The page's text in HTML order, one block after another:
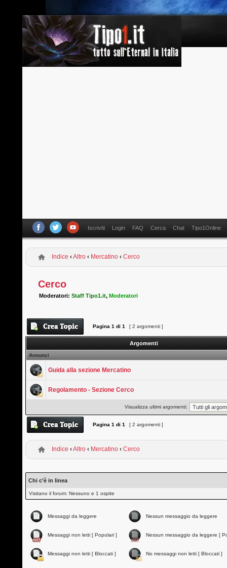
Iscriviti Login FAQ Cerca Chat Tipo1Online
Indice ‹Altro ‹ Mercatino ‹ Cerco
Cerco
Moderatori:Staff Tipo1.it,Moderatori
Pagina1 di1 [ 2 argomenti ]
Argomenti
Annunci
Guida alla sezione Mercatino
Regolamento - Sezione Cerco
Visualizza ultimi argomenti:
Pagina1 di1 [ 2 argomenti ]
Indice ‹Altro ‹ Mercatino ‹ Cerco
Chi c’è in linea
Visitano il forum: Nessuno e 1 ospite
Messaggi da leggere Nessun messaggio da leggere
Messaggi non letti [ Popolari ] Nessun messaggio da leggere [
Messaggi non letti [ Bloccati ] No messaggi non letti [ Bloccati ]